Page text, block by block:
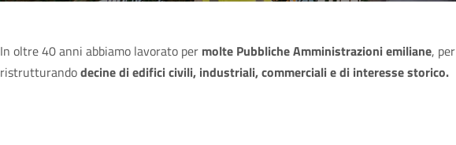
In oltre 40 anni abbiamo lavorato per molte Pubbliche Amministrazioni emiliane, per
ristrutturandodecine di edifici civili, industriali, commerciali e di interesse storico.